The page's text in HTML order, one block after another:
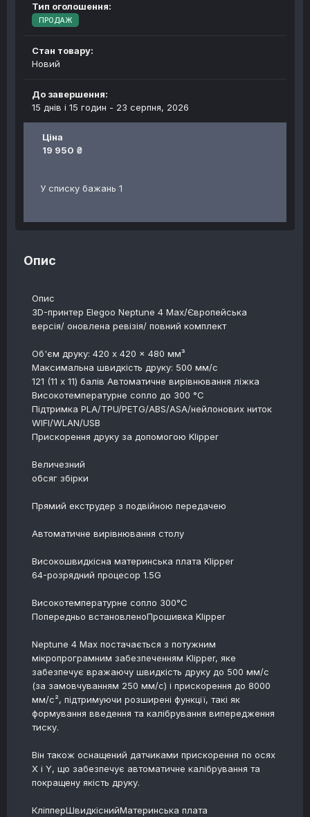
Тип оголошення:
ПРОДАЖ
Стан товару:
Новий
До завершення:
15 днів і 15 годин - 23 серпня, 2026
Ціна
19 950 ₴
У списку бажань 1
Опис
Опис
3D-принтер Elegoo Neptune 4 Max/Європейська
версія/ оновлена ревізія/ повний комплект
Об'єм друку: 420 x 420 x 480 мм³
Максимальна швидкість друку: 500 мм/с
121 (11 x 11) балів Автоматичне вирівнювання ліжка
Високотемпературне сопло до 300 °C
Підтримка PLA/TPU/PETG/ABS/ASA/нейлонових ниток
WIFI/WLAN/USB
Прискорення друку за допомогою Klipper
Величезний
обсяг збірки
Прямий екструдер з подвійною передачею
Автоматичне вирівнювання столу
Високошвидкісна материнська плата Klipper
64-розрядний процесор 1.5G
Високотемпературне сопло 300°C
Попередньо встановленоПрошивка Klipper
Neptune 4 Max постачається з потужним
мікропрограмним забезпеченням Klipper, яке
забезпечує вражаючу швидкість друку до 500 мм/с
(за замовчуванням 250 мм/с) і прискорення до 8000
мм/с², підтримуючи розширені функції, такі як
формування введення та калібрування випередження
тиску.
Він також оснащений датчиками прискорення по осях
X і Y, що забезпечує автоматичне калібрування та
покращену якість друку.
КліпперШвидкіснийМатеринська плата